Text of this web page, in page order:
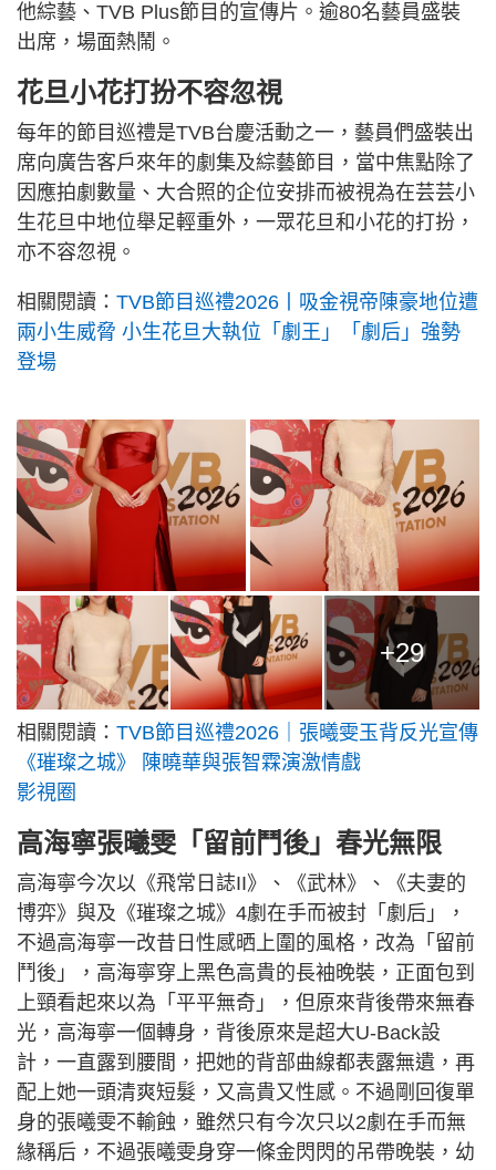
他綜藝、TVB Plus節目的宣傳片。逾80名藝員盛裝
出席，場面熱鬧。
花旦小花打扮不容忽視
每年的節目巡禮是TVB台慶活動之一，藝員們盛裝出
席向廣告客戶來年的劇集及綜藝節目，當中焦點除了
因應拍劇數量、大合照的企位安排而被視為在芸芸小
生花旦中地位舉足輕重外，一眾花旦和小花的打扮，
亦不容忽視。
相關閱讀： TVB節目巡禮2026丨吸金視帝陳豪地位遭
兩小生威脅 小生花旦大執位「劇王」「劇后」強勢
登場
+29
相關閱讀： TVB節目巡禮2026｜張曦雯玉背反光宣傳
《璀璨之城》 陳曉華與張智霖演激情戲
影視圈
高海寧張曦雯「留前鬥後」春光無限
高海寧今次以《飛常日誌II》、《武林》、《夫妻的
博弈》與及《璀璨之城》4劇在手而被封「劇后」，
不過高海寧一改昔日性感晒上圍的風格，改為「留前
鬥後」，高海寧穿上黑色高貴的長袖晚裝，正面包到
上頸看起來以為「平平無奇」，但原來背後帶來無春
光，高海寧一個轉身，背後原來是超大U-Back設
計，一直露到腰間，把她的背部曲線都表露無遺，再
配上她一頭清爽短髮，又高貴又性感。不過剛回復單
身的張曦雯不輸蝕，雖然只有今次只以2劇在手而無
緣稱后，不過張曦雯身穿一條金閃閃的吊帶晚裝，幼